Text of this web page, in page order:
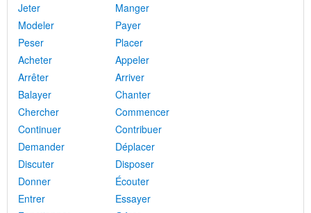
Jeter
Manger
Modeler
Payer
Peser
Placer
Acheter
Appeler
Arrêter
Arriver
Balayer
Chanter
Chercher
Commencer
Continuer
Contribuer
Demander
Déplacer
Discuter
Disposer
Donner
Écouter
Entrer
Essayer